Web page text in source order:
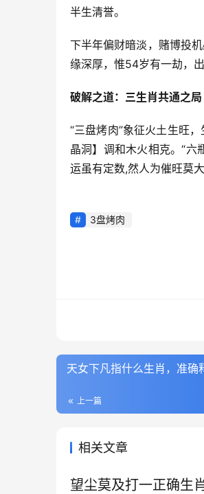
半生清誉。
下半年偏财暗淡，赌博投
缘深厚，惟54岁有一劫，
破解之道：三生肖共通之局
“三盘烤肉”象征火土生旺
晶洞】调和木火相克。“六
运虽有定数,然人为催旺莫大
3盘烤肉
天女下凡指什么生肖，准确
上一篇
相关文章
望尘莫及打一正确生